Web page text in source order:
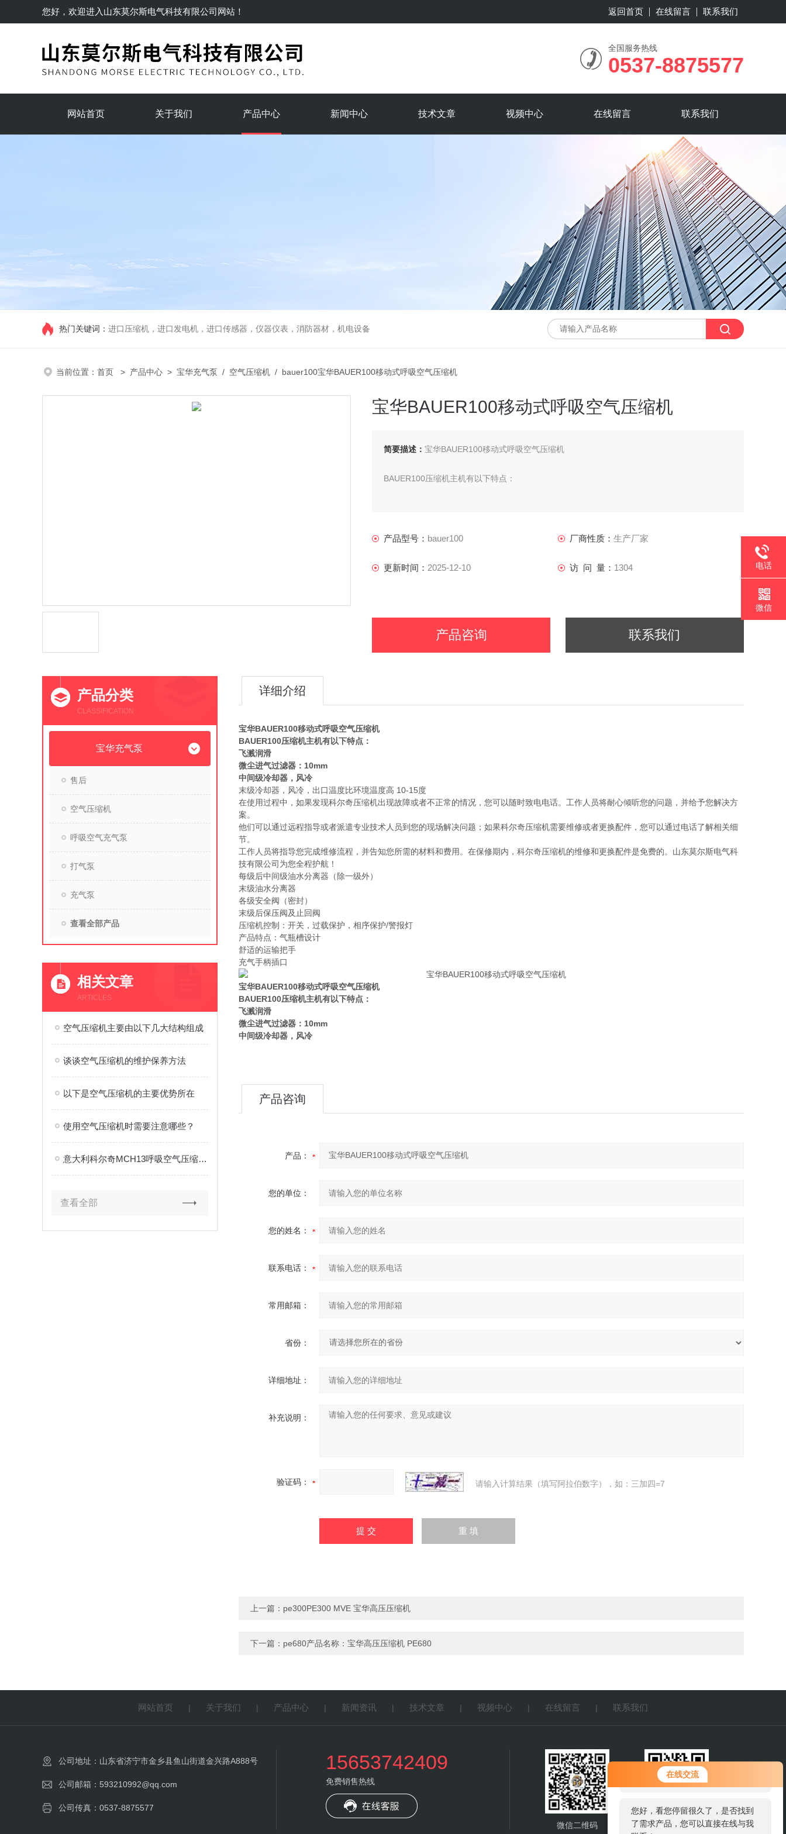
在线交流
您好！欢迎前来咨询，很高兴为您
服务，请问您要咨询什么问题呢？
您好，看您停留很久了，是否找到
了需求产品，您可以直接在线与我
您好，欢迎进入 山东莫尔斯电气科技有限公司网站！ 返回首页 在线留言 联系我们
全国服务热线
0537-8875577
网站首页 关于我们 产品中心 新闻中心 技术文章 视频中心 在线留言 联系我们
热门关键词： 进口压缩机，进口发电机，进口传感器，仪器仪表，消防器材，机电设备
当前位置： 首页 > 产品中心 > 宝华充气泵 / 空气压缩机 / bauer100宝华BAUER100移动式呼吸空气压缩机
宝华BAUER100移动式呼吸空气压缩机
简要描述： 宝华BAUER100移动式呼吸空气压缩机
BAUER100压缩机主机有以下特点：
微尘进气过滤器：10mm
中间级冷却器，风冷
产品型号： bauer100 厂商性质： 生产厂家
更新时间： 2025-12-10 访 问 量： 1304
产品咨询 联系我们
产品分类
CLASSIFICATION
宝华充气泵
售后
空气压缩机
呼吸空气充气泵
打气泵
充气泵
查看全部产品
相关文章
ARTICLES
空气压缩机主要由以下几大结构组成
谈谈空气压缩机的维护保养方法
以下是空气压缩机的主要优势所在
使用空气压缩机时需要注意哪些？
意大利科尔奇MCH13呼吸空气压缩机故障分析与规范化处理
查看全部
详细介绍
宝华BAUER100移动式呼吸空气压缩机
BAUER100压缩机主机有以下特点：
飞溅润滑
微尘进气过滤器：10mm
中间级冷却器，风冷
末级冷却器，风冷，出口温度比环境温度高 10-15度
在使用过程中，如果发现科尔奇压缩机出现故障或者不正常的情况，您可以随时致电电话。工作人员将耐心倾听您的问题，并给予您解决方
案。
他们可以通过远程指导或者派遣专业技术人员到您的现场解决问题；如果科尔奇压缩机需要维修或者更换配件，您可以通过电话了解相关细
节。
工作人员将指导您完成维修流程，并告知您所需的材料和费用。在保修期内，科尔奇压缩机的维修和更换配件是免费的。山东莫尔斯电气科
技有限公司为您全程护航！
每级后中间级油水分离器（除一级外）
末级油水分离器
各级安全阀（密封）
末级后保压阀及止回阀
压缩机控制：开关，过载保护，相序保护/警报灯
产品特点：气瓶槽设计
舒适的运输把手
充气手柄插口
宝华BAUER100移动式呼吸空气压缩机
BAUER100压缩机主机有以下特点：
飞溅润滑
微尘进气过滤器：10mm
中间级冷却器，风冷
产品咨询
产品：
您的单位：
您的姓名：
联系电话：
常用邮箱：
省份：
详细地址：
补充说明：
验证码： 请输入计算结果（填写阿拉伯数字），如：三加四=7
上一篇： pe300PE300 MVE 宝华高压压缩机
下一篇： pe680产品名称：宝华高压压缩机 PE680
网站首页 | 关于我们 | 产品中心 | 新闻资讯 | 技术文章 | 视频中心 | 在线留言 | 联系我们
公司地址：山东省济宁市金乡县鱼山街道金兴路A888号
公司邮箱：593210992@qq.com
公司传真：0537-8875577
15653742409
免费销售热线
微信二维码 网站二维码
电话
微信